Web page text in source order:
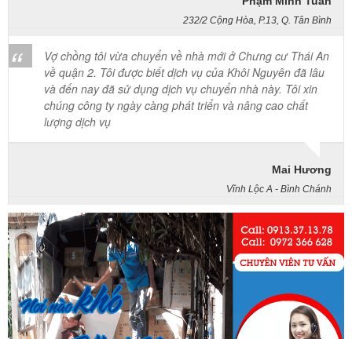
Vợ chồng tôi vừa chuyển về nhà mới ở Chưng cư Thái An
và đến nay đã sử dụng dịch vụ chuyển nhà này. Tôi xin
chúng công ty ngày càng phát triển và nâng cao chất
lượng dịch vụ
Công ty Khôi Nguyên chuyển hàng của cô bao bọc đóng
Cô Loan
57 Tây Thạnh, Tân Phú
Khảo sát nhanh, giá cả hợp lý. Nhân viên nhiệt tình. Chúc
công ty ngày càng phát triển. Cảm ơn Khôi Nguyên